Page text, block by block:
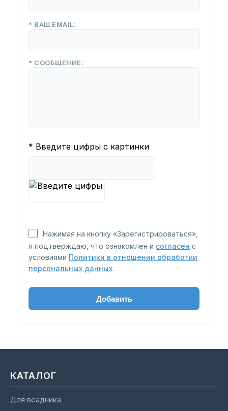
* ВАШ EMAIL:
* СООБЩЕНИЕ:
* Введите цифры с картинки
Нажимая на кнопку «Зарегистрироваться»,
я подтверждаю, что ознакомлен и согласен с
условиями Политики в отношении обработки
персональных данных.
КАТАЛОГ
Для всадника